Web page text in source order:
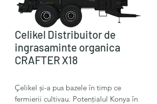
Celikel Distribuitor de
ingrasaminte organica
CRAFTER X18
Çelikel și-a pus bazele în timp ce
fermierii cultivau. Potențialul Konya în